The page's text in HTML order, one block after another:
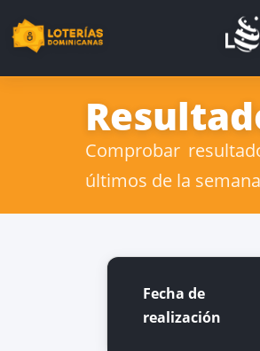
Comprobar
últimos de la
Fecha de
realización